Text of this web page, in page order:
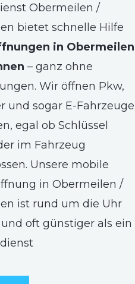
Obermeilen /
bietet schnelle Hilfe
in Obermeilen
– ganz ohne
Wir öffnen Pkw,
und sogar E-Fahrzeuge
egal ob Schlüssel
im Fahrzeug
Unsere mobile
in Obermeilen /
ist rund um die Uhr
oft günstiger als ein